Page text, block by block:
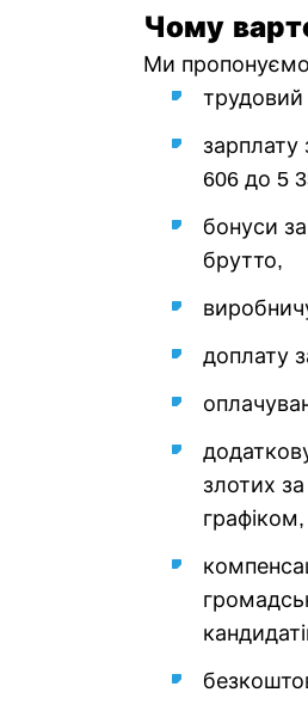
Чому
Ми
трудовий
зарплату
606 до 5
бонуси за
брутто,
доплату
злотих
графіком,